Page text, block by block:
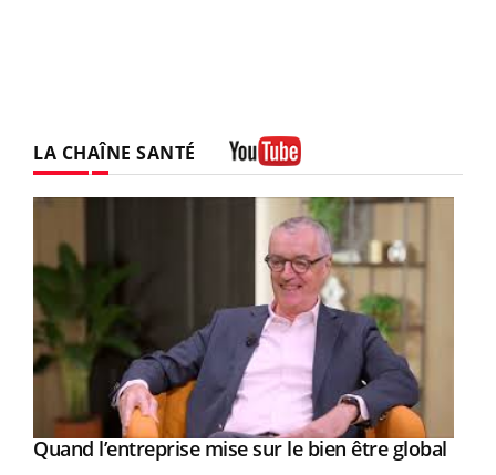
LA CHAÎNE SANTÉ
Youtube
Quand l’entreprise mise sur le bien être global